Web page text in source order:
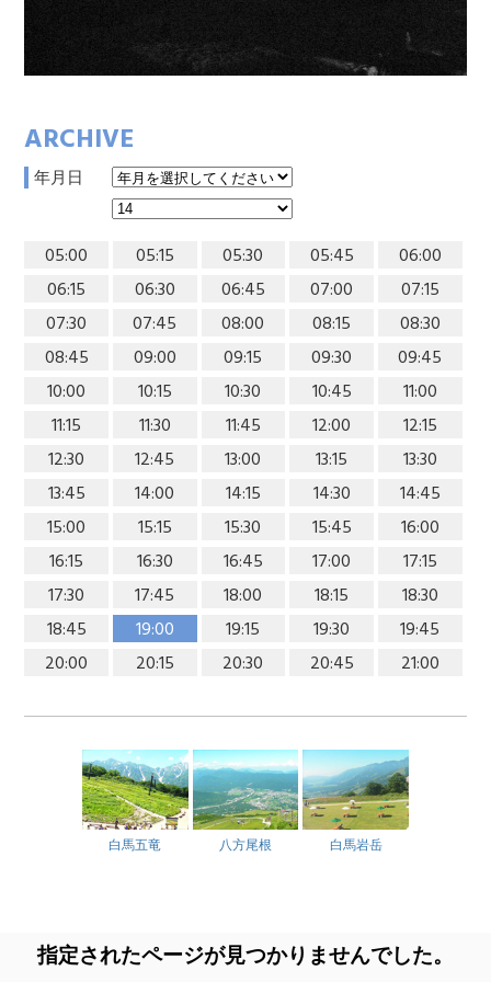
ARCHIVE
年月日
05:00 05:15 05:30 05:45
06:00
06:15
06:30 06:45 07:00
07:15
07:30
07:45 08:00 08:15
08:30
08:45
09:00 09:15 09:30
09:45
10:00
10:15 10:30 10:45
11:00
11:15
11:30 11:45 12:00
12:15
12:30
12:45 13:00 13:15
13:30
13:45
14:00 14:15 14:30
14:45
15:00
15:15 15:30 15:45
16:00
16:15
16:30 16:45 17:00
17:15
17:30
17:45 18:00 18:15
18:30
18:45
19:00 19:15 19:30
19:45
20:00
20:15 20:30 20:45 21:00
白馬五竜 八方尾根 白馬岩岳